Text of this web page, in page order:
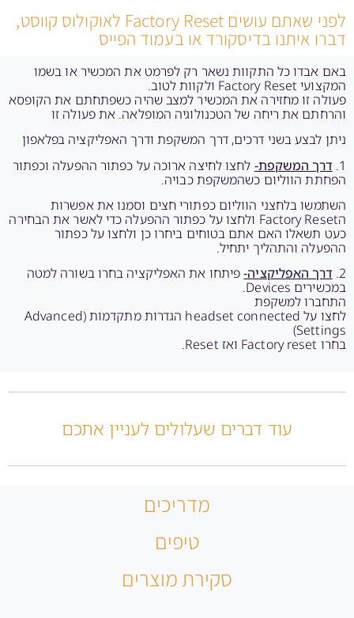
לפני שאתם עושים Factory Reset לאוקולוס קווסט,
דברו איתנו בדיסקורד או בעמוד הפייס
באם אבדו כל התקוות נשאר רק לפרמט את המכשיר או בשמו
המקצועי Factory Reset ולקוות לטוב.
פעולה זו מחזירה את המכשיר למצב שהיה כשפתחתם את הקופסא
והרחתם את ריחה של הטכנולוגיה המופלאה. את פעולה זו
ניתן לבצע בשני דרכים, דרך המשקפת ודרך האפליקציה בפלאפון
1. דרך המשקפת- לחצו לחיצה ארוכה על כפתור ההפעלה וכפתור
הפחתת הווליום כשהמשקפת כבויה.
השתמשו בלחצני הווליום כפתורי חצים וסמנו את אפשרות
הFactory Reset ולחצו על כפתור ההפעלה כדי לאשר את הבחירה
כעט תשאלו האם אתם בטוחים ביחרו כן ולחצו על כפתור
ההפעלה והתהליך יתחיל.
2. דרך האפליקציה-פיתחו את האפליקציה בחרו בשורה למטה
במכשירים Devices.
התחברו למשקפת
לחצו על headset connected הגדרות מתקדמות (Advanced
Settings)
בחרו Factory reset ואז Reset.
עוד דברים שעלולים לעניין אתכם
מדריכים
טיפים
סקירת מוצרים